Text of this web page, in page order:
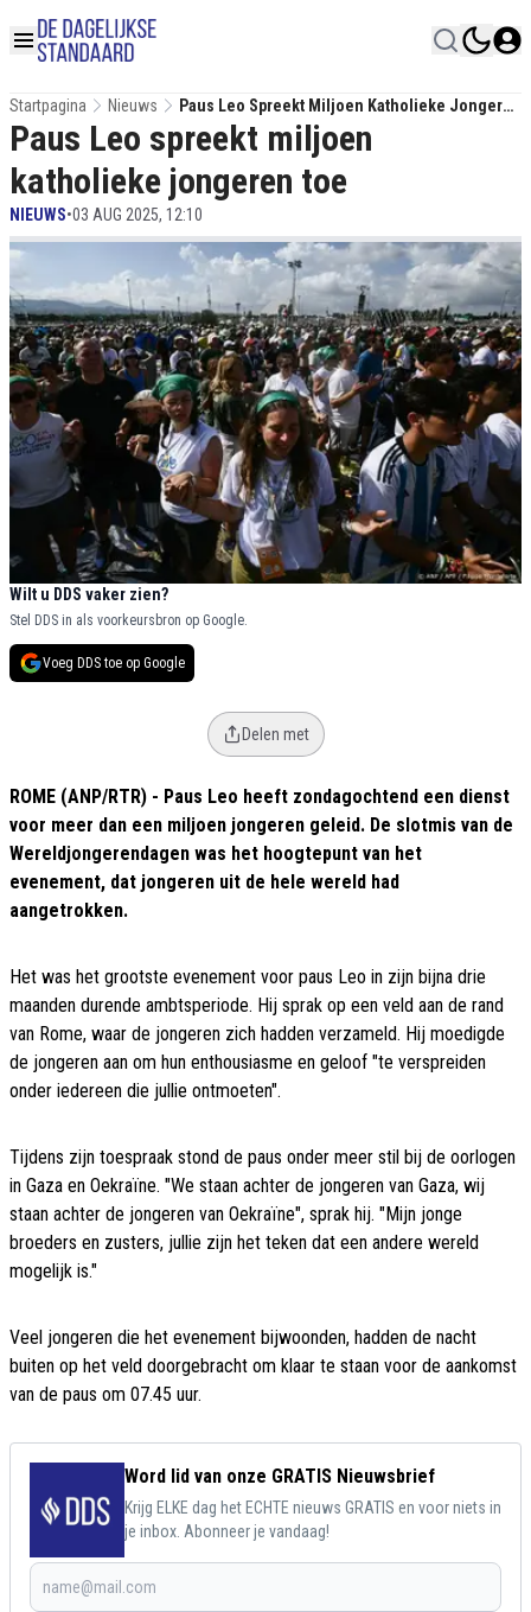
Startpagina Nieuws
Paus Leo Spreekt Miljoen Katholieke Jongeren
Toe
Paus Leo spreekt miljoen
katholieke jongeren toe
NIEUWS•03 AUG 2025, 12:10
Wilt u DDS vaker zien?
Stel DDS in als voorkeursbron op Google.
Voeg DDS toe op Google
Delen met
ROME (ANP/RTR) - Paus Leo heeft zondagochtend een dienst
voor meer dan een miljoen jongeren geleid. De slotmis van de
Wereldjongerendagen was het hoogtepunt van het
evenement, dat jongeren uit de hele wereld had
aangetrokken.
Het was het grootste evenement voor paus Leo in zijn bijna drie
maanden durende ambtsperiode. Hij sprak op een veld aan de rand
van Rome, waar de jongeren zich hadden verzameld. Hij moedigde
de jongeren aan om hun enthousiasme en geloof "te verspreiden
onder iedereen die jullie ontmoeten".
Tijdens zijn toespraak stond de paus onder meer stil bij de oorlogen
in Gaza en Oekraïne. "We staan achter de jongeren van Gaza, wij
staan achter de jongeren van Oekraïne", sprak hij. "Mijn jonge
broeders en zusters, jullie zijn het teken dat een andere wereld
mogelijk is."
Veel jongeren die het evenement bijwoonden, hadden de nacht
buiten op het veld doorgebracht om klaar te staan voor de aankomst
van de paus om 07.45 uur.
Word lid van onze GRATIS Nieuwsbrief
Krijg ELKE dag het ECHTE nieuws GRATIS en voor niets in
je inbox. Abonneer je vandaag!